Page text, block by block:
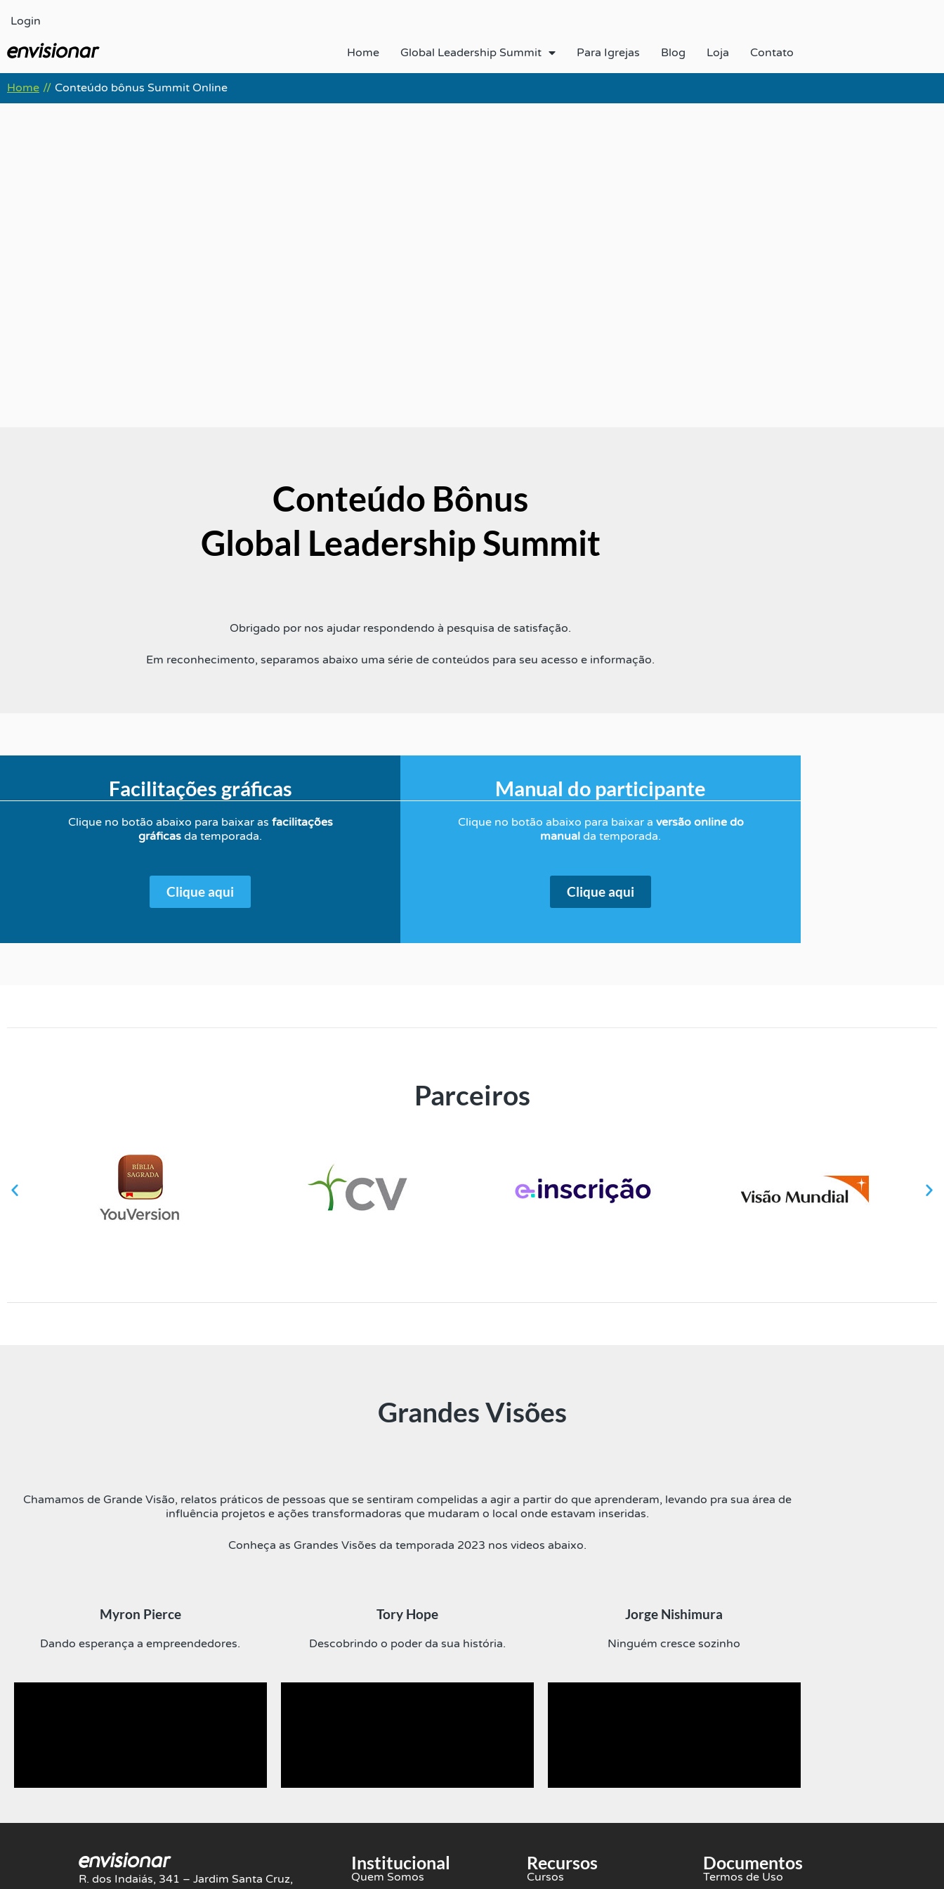
para
conteúdo
Login
Home Global Leadership Summit Para Igrejas Blog Loja Contato
Home // Conteúdo bônus Summit Online
Conteúdo Bônus
Global Leadership Summit
Obrigado por nos ajudar respondendo à pesquisa de satisfação.
Em reconhecimento, separamos abaixo uma série de conteúdos para seu acesso e informação.
Facilitações gráficas
Clique no botão abaixo para baixar as facilitações
gráficas da temporada.
Clique aqui
Manual do participante
Clique no botão abaixo para baixar a versão online do
manual da temporada.
Clique aqui
Parceiros
Grandes Visões
Chamamos de Grande Visão, relatos práticos de pessoas que se sentiram compelidas a agir a partir do que aprenderam, levando pra sua área de
influência projetos e ações transformadoras que mudaram o local onde estavam inseridas.
Conheça as Grandes Visões da temporada 2023 nos videos abaixo.
Myron Pierce
Dando esperança a empreendedores.
Tory Hope
Descobrindo o poder da sua história.
Jorge Nishimura
Ninguém cresce sozinho
R. dos Indaiás, 341 – Jardim Santa Cruz,
Institucional
Quem Somos
Recursos
Cursos
Documentos
Termos de Uso